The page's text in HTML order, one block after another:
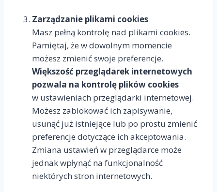
Zarządzanie plikami cookies
Masz pełną kontrolę nad plikami cookies.
Pamiętaj, że w dowolnym momencie
możesz zmienić swoje preferencje.
Większość przeglądarek internetowych
pozwala na kontrolę plików cookies
w ustawieniach przeglądarki internetowej.
Możesz zablokować ich zapisywanie,
usunąć już istniejące lub po prostu zmienić
preferencje dotyczące ich akceptowania.
Zmiana ustawień w przeglądarce może
jednak wpłynąć na funkcjonalność
niektórych stron internetowych.